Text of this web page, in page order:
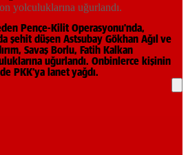
yolculuklarına uğurlandı.
Pençe-Kilit Operasyonu'nda,
şehit düşen Astsubay Gökhan Ağıl ve
Savaş Borlu, Fatih Kalkan
uğurlandı. Onbinlerce kişinin
PKK’ya lanet yağdı.